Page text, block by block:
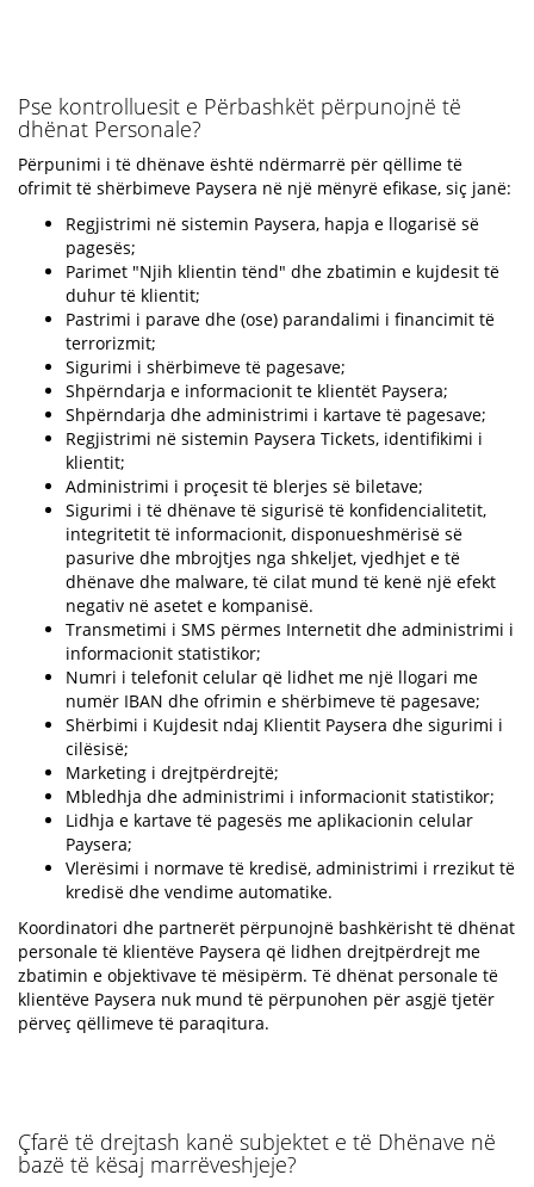
Pse kontrolluesit e Përbashkët përpunojnë të
dhënat Personale?
Përpunimi i të dhënave është ndërmarrë për qëllime të
ofrimit të shërbimeve Paysera në një mënyrë efikase, siç janë:
Regjistrimi në sistemin Paysera, hapja e llogarisë së
pagesës;
Parimet "Njih klientin tënd" dhe zbatimin e kujdesit të
duhur të klientit;
Pastrimi i parave dhe (ose) parandalimi i financimit të
terrorizmit;
Sigurimi i shërbimeve të pagesave;
Shpërndarja e informacionit te klientët Paysera;
Shpërndarja dhe administrimi i kartave të pagesave;
Regjistrimi në sistemin Paysera Tickets, identifikimi i
klientit;
Administrimi i proçesit të blerjes së biletave;
Sigurimi i të dhënave të sigurisë të konfidencialitetit,
integritetit të informacionit, disponueshmërisë së
pasurive dhe mbrojtjes nga shkeljet, vjedhjet e të
dhënave dhe malware, të cilat mund të kenë një efekt
negativ në asetet e kompanisë.
Transmetimi i SMS përmes Internetit dhe administrimi i
informacionit statistikor;
Numri i telefonit celular që lidhet me një llogari me
numër IBAN dhe ofrimin e shërbimeve të pagesave;
Shërbimi i Kujdesit ndaj Klientit Paysera dhe sigurimi i
cilësisë;
Marketing i drejtpërdrejtë;
Mbledhja dhe administrimi i informacionit statistikor;
Lidhja e kartave të pagesës me aplikacionin celular
Paysera;
Vlerësimi i normave të kredisë, administrimi i rrezikut të
kredisë dhe vendime automatike.
Koordinatori dhe partnerët përpunojnë bashkërisht të dhënat
personale të klientëve Paysera që lidhen drejtpërdrejt me
zbatimin e objektivave të mësipërm. Të dhënat personale të
klientëve Paysera nuk mund të përpunohen për asgjë tjetër
përveç qëllimeve të paraqitura.
Çfarë të drejtash kanë subjektet e të Dhënave në
bazë të kësaj marrëveshjeje?